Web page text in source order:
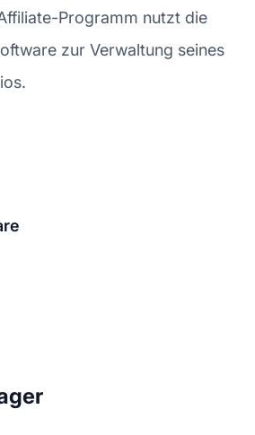
Programm nutzt die
zur Verwaltung seines